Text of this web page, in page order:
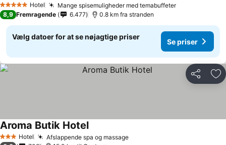
5 Stjerner Hotel Mange spisemuligheder med temabuffeter
8,9 Fremragende 6.477 0.8 km fra stranden
Vælg datoer for at se nøjagtige priser
Se priser
Del
3 StjernerHotel Afslappende spa og massage
Aroma Butik Hotel